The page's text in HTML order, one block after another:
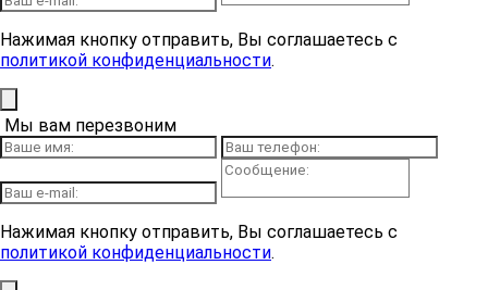
Нажимая кнопку отправить, Вы соглашаетесь с
политикой конфиденциальности.
Мы вам перезвоним
Нажимая кнопку отправить, Вы соглашаетесь с
политикой конфиденциальности.